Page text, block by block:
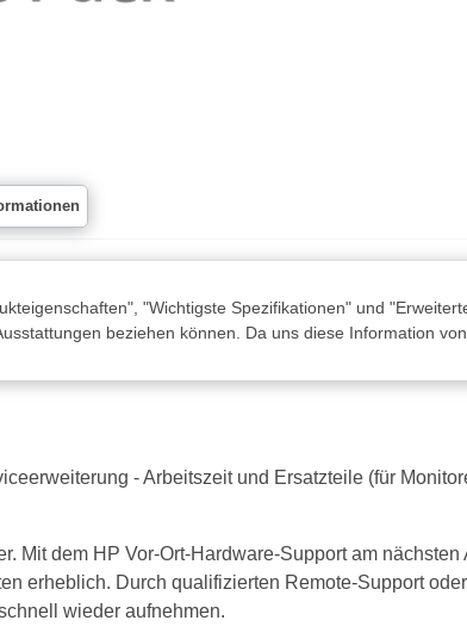
"Wichtigste Spezifikationen" und
beziehen können. Da uns diese Information
- Arbeitszeit und Ersatzteile (für
Mit dem HP Vor-Ort-Hardware-Support am
erheblich. Durch qualifizierten Remote-Support
wieder aufnehmen.